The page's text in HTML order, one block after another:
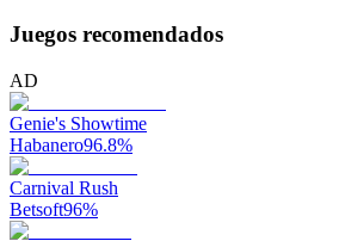
Juegos recomendados
AD
Genie's Showtime
Habanero96.8%
Carnival Rush
Betsoft96%